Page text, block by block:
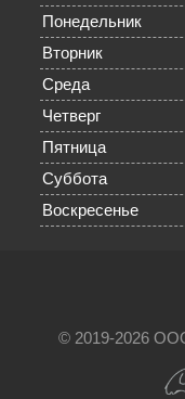
Понедельник
Вторник
Среда
Четверг
Пятница
Суббота
Воскресенье
© 2019-2026